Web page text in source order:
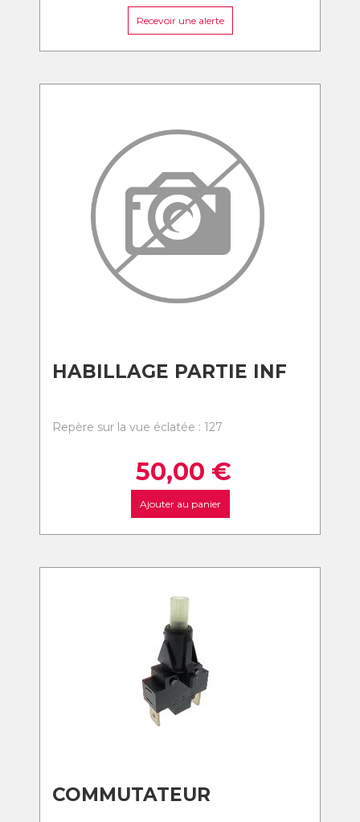
Recevoir une alerte
HABILLAGE PARTIE INF
Repère sur la vue éclatée : 127
50,00 €
Ajouter au panier
COMMUTATEUR